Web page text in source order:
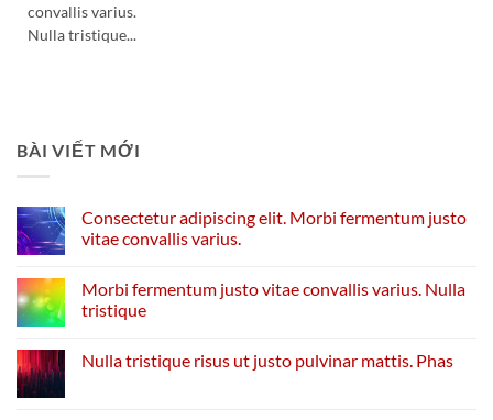
convallis varius.
Nulla tristique...
BÀI VIẾT MỚI
Consectetur adipiscing elit. Morbi fermentum justo
vitae convallis varius.
Morbi fermentum justo vitae convallis varius. Nulla
tristique
Nulla tristique risus ut justo pulvinar mattis. Phas